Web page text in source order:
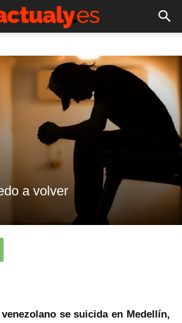
a volver
se suicida en Medellín,